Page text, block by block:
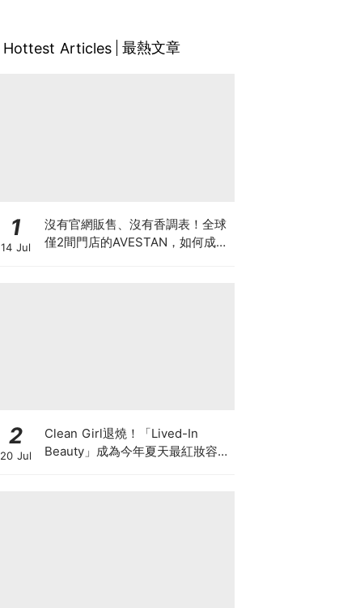
Hottest Articles 最熱文章
1
14 Jul
沒有官網販售、沒有香調表！全球
僅2間門店的AVESTAN，如何成為
2
20 Jul
Clean Girl退燒！「Lived-In
Beauty」成為今年夏天最紅妝容，